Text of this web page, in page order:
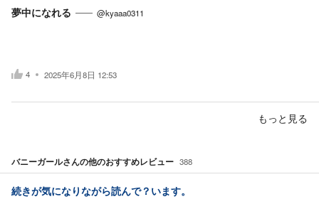
夢中になれる
@kyaaa0311
4 2025年6月8日 12:53
もっと見る
バニーガールさんの他のおすすめレビュー 388
続きが気になりながら読んで？います。